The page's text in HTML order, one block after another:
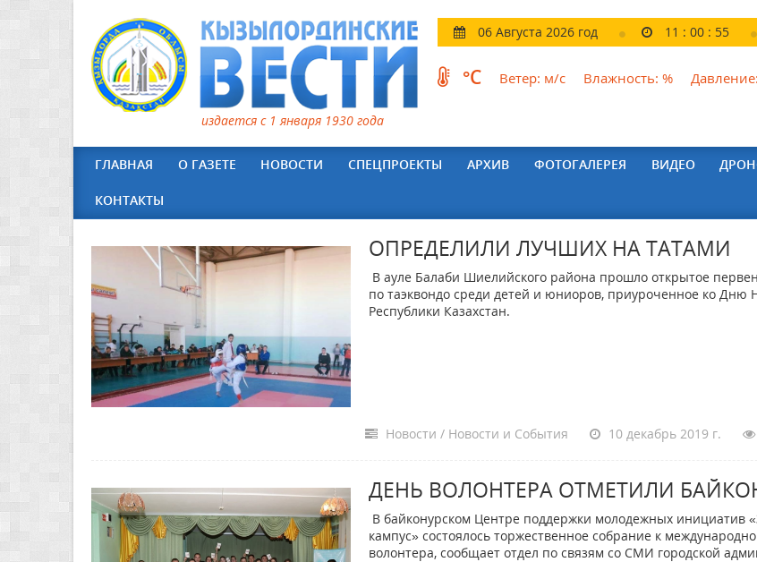
издается с 1 января 1930 года
06 Августа 2026 год 11 : 00 : 56
°C Ветер: м/с Влажность: % Давление:
ГЛАВНАЯ О ГАЗЕТЕ НОВОСТИ СПЕЦПРОЕКТЫ АРХИВ ФОТОГАЛЕРЕЯ ВИДЕО
КОНТАКТЫ
ОПРЕДЕЛИЛИ ЛУЧШИХ НА ТАТАМИ
В ауле Балаби Шиелийского района прошло открытое
по таэквондо среди детей и юниоров, приуроченное ко Дню
Республики Казахстан.
Новости / Новости и События 10 декабрь 2019 г.
ДЕНЬ ВОЛОНТЕРА ОТМЕТИЛИ
В байконурском Центре поддержки молодежных инициатив
кампус» состоялось торжественное собрание к
волонтера, сообщает отдел по связям со СМИ городской